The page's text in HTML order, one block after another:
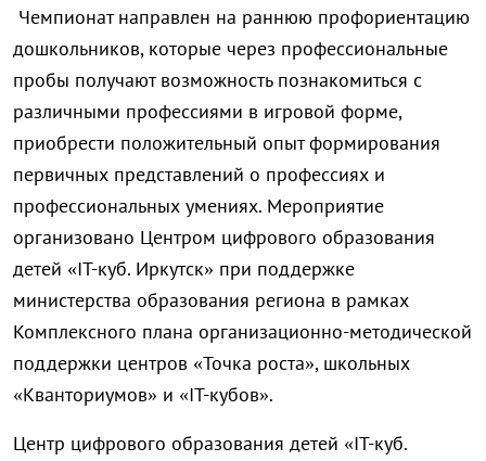
Чемпионат направлен на раннюю профориентацию
дошкольников, которые через профессиональные
пробы получают возможность познакомиться с
различными профессиями в игровой форме,
приобрести положительный опыт формирования
первичных представлений о профессиях и
профессиональных умениях. Мероприятие
организовано Центром цифрового образования
детей «IT-куб. Иркутск» при поддержке
министерства образования региона в рамках
Комплексного плана организационно-методической
поддержки центров «Точка роста», школьных
«Кванториумов» и «IT-кубов».
Центр цифрового образования детей «IT-куб.